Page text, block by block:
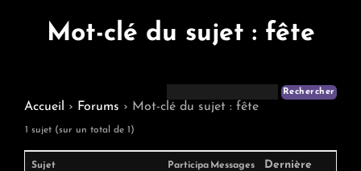
Mot-clé du sujet : fête
Accueil › Forums › Mot-clé du sujet : fête
1 sujet (sur un total de 1)
Sujet Participa Messages Dernière